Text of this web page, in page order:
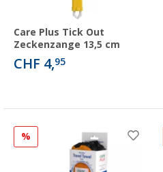
Care Plus Tick Out
Zeckenzange 13,5 cm
CHF 4,95
%